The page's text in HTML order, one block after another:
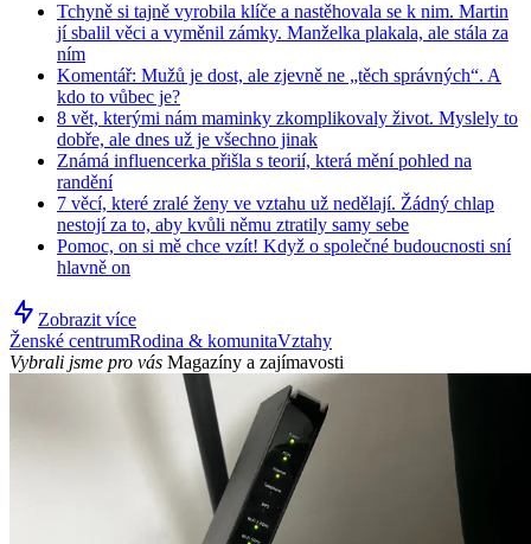
Tchyně si tajně vyrobila klíče a nastěhovala se k nim. Martin
jí sbalil věci a vyměnil zámky. Manželka plakala, ale stála za
ním
Komentář: Mužů je dost, ale zjevně ne „těch správných“. A
kdo to vůbec je?
8 vět, kterými nám maminky zkomplikovaly život. Myslely to
dobře, ale dnes už je všechno jinak
Známá influencerka přišla s teorií, která mění pohled na
randění
7 věcí, které zralé ženy ve vztahu už nedělají. Žádný chlap
nestojí za to, aby kvůli němu ztratily samy sebe
Pomoc, on si mě chce vzít! Když o společné budoucnosti sní
hlavně on
Zobrazit více
Ženské centrumRodina & komunitaVztahy
Vybrali jsme pro vás Magazíny a zajímavosti